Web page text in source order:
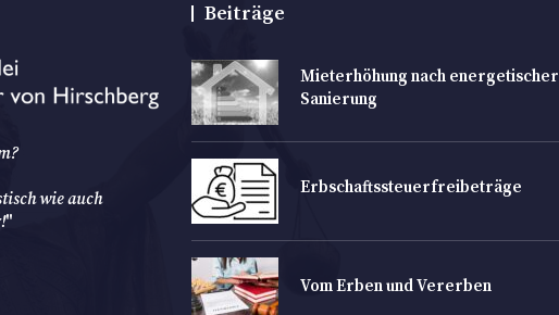
wie auch
"
Beiträge
Mieterhöhung nach energetischer
Sanierung
Erbschaftssteuerfreibeträge
Vom Erben und Vererben